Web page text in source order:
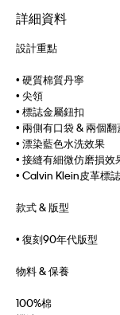
詳細資料
設計重點
• 硬質棉質丹寧
• 尖領
• 標誌金屬鈕扣
• 兩側有口袋 & 兩個
• 漂染藍色水洗效果
• 接縫有細微仿磨損效
• Calvin Klein皮革標
款式 & 版型
• 復刻90年代版型
物料 & 保養
100%棉